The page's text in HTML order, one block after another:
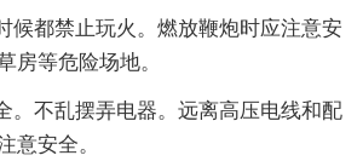
候都禁止玩火。燃放鞭炮时应注意安
房等危险场地。
。不乱摆弄电器。远离高压电线和配
意安全。